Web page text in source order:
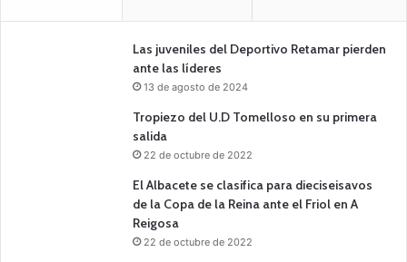
Las juveniles del Deportivo Retamar pierden
ante las líderes
13 de agosto de 2024
Tropiezo del U.D Tomelloso en su primera
salida
22 de octubre de 2022
El Albacete se clasifica para dieciseisavos
de la Copa de la Reina ante el Friol en A
Reigosa
22 de octubre de 2022